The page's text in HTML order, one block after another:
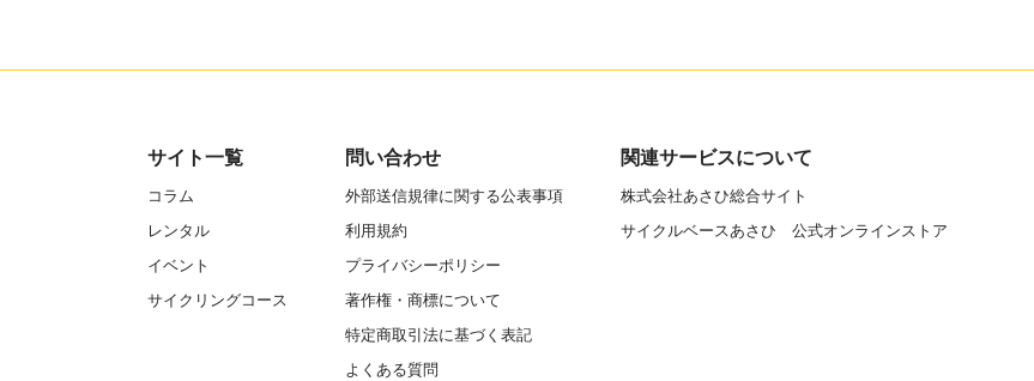
サイト一覧
コラム
レンタル
イベント
サイクリングコース
問い合わせ
外部送信規律に関する公表事項
利用規約
プライバシーポリシー
著作権・商標について
特定商取引法に基づく表記
よくある質問
関連サービスについて
株式会社あさひ総合サイト
サイクルベースあさひ 公式オンラインストア